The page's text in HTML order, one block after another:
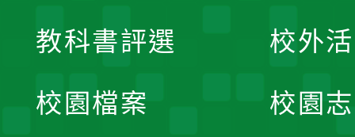
教科書評選
校園檔案
校外
校園